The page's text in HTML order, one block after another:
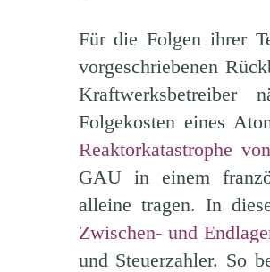
Für die Folgen ihrer
vorgeschriebenen
Folgekosten eines
Reaktorkatastrophe
GAU in einem
alleine tragen. In
Zwischen- und
und Steuerzahler. So